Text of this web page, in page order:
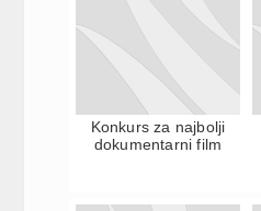
Konkurs za najbolji
dokumentarni film